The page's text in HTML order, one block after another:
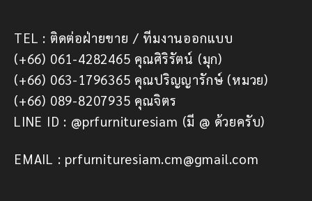
TEL : ติดต่อฝ่ายขาย / ทีมงานออกแบบ
(+66) 061-4282465 คุณศิริรัตน์ (มุก)
(+66) 063-1796365 คุณปริญญารักษ์ (หมวย)
(+66) 089-8207935 คุณจิตร
LINE ID : @prfurnituresiam (มี @ ด้วยครับ)
EMAIL : prfurnituresiam.cm@gmail.com